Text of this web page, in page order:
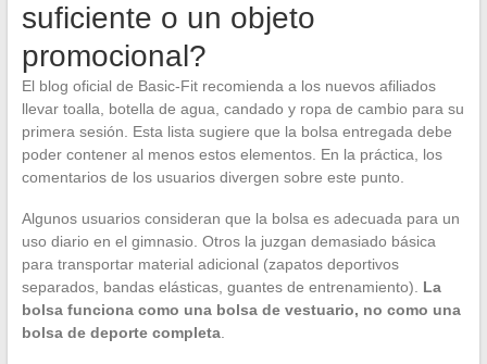
suficiente o un objeto
promocional?
El blog oficial de Basic-Fit recomienda a los nuevos afiliados
llevar toalla, botella de agua, candado y ropa de cambio para su
primera sesión. Esta lista sugiere que la bolsa entregada debe
poder contener al menos estos elementos. En la práctica, los
comentarios de los usuarios divergen sobre este punto.
Algunos usuarios consideran que la bolsa es adecuada para un
uso diario en el gimnasio. Otros la juzgan demasiado básica
para transportar material adicional (zapatos deportivos
separados, bandas elásticas, guantes de entrenamiento). La
bolsa funciona como una bolsa de vestuario, no como una
bolsa de deporte completa.